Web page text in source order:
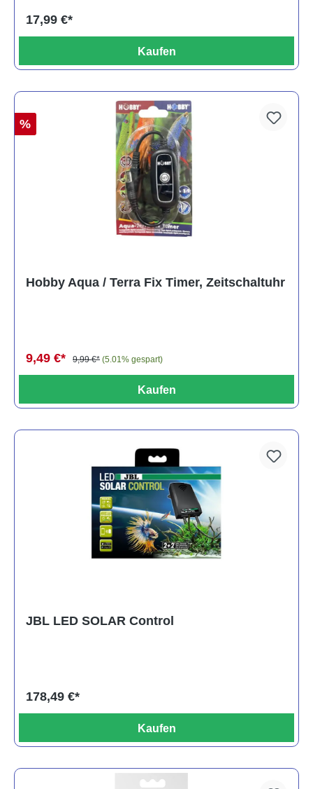
17,99 €*
Kaufen
%
Hobby Aqua / Terra Fix Timer, Zeitschaltuhr
9,49 €* 9,99 €* (5.01% gespart)
Kaufen
JBL LED SOLAR Control
178,49 €*
Kaufen